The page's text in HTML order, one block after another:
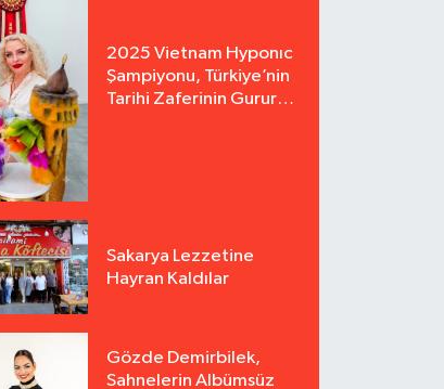
2025 Vietnam Hyponıc
Şampiyonu, Türkiye’nin
Tarihi Zaferinin Gururu
Sakarya Lezzetine
Hayran Kaldılar
Gözde Demirbilek,
Sahnelerin Albümsüz